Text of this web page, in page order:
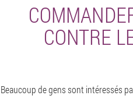
CONTRE
Beaucoup de gens sont intéressés